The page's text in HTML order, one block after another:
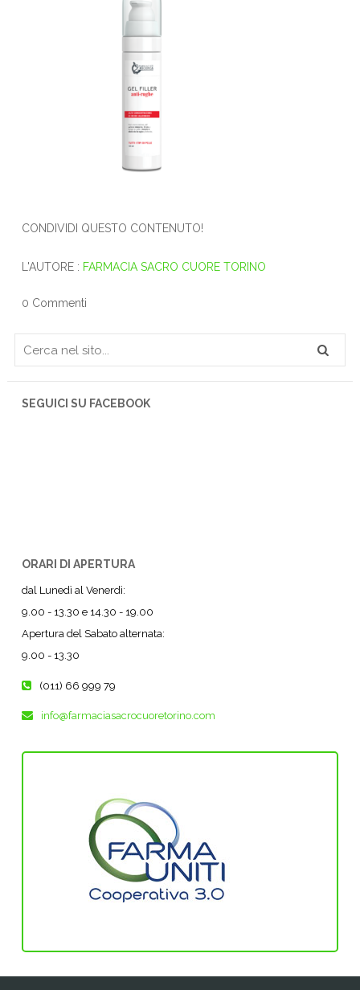
CONDIVIDI QUESTO CONTENUTO!
L'AUTORE : FARMACIA SACRO CUORE TORINO
0 Commenti
SEGUICI SU FACEBOOK
ORARI DI APERTURA
dal Lunedì al Venerdì:
9.00 - 13.30 e 14.30 - 19.00
Apertura del Sabato alternata:
9.00 - 13.30
(011) 66 999 79
info@farmaciasacrocuoretorino.com